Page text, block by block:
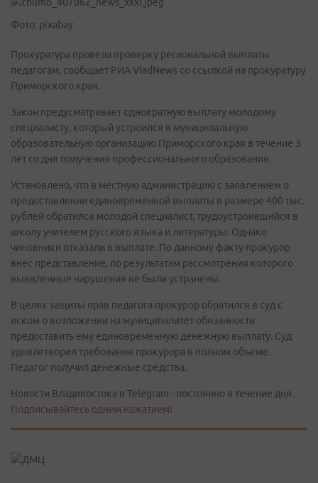
Фото: pixabay
Прокуратура провела проверку региональной выплаты
педагогам, сообщает РИА VladNews со ссылкой на прокуратуру
Приморского края.
Закон предусматривает однократную выплату молодому
специалисту, который устроился в муниципальную
образовательную организацию Приморского края в течение 3
лет со дня получения профессионального образования.
Установлено, что в местную администрацию с заявлением о
предоставлении единовременной выплаты в размере 400 тыс.
рублей обратился молодой специалист, трудоустроившийся в
школу учителем русского языка и литературы. Однако
чиновники отказали в выплате. По данному факту прокурор
внес представление, по результатам рассмотрения которого
выявленные нарушения не были устранены.
В целях защиты прав педагога прокурор обратился в суд с
иском о возложении на муниципалитет обязанности
предоставить ему единовременную денежную выплату. Суд
удовлетворил требования прокурора в полном объеме.
Педагог получил денежные средства.
Новости Владивостока в Telegram - постоянно в течение дня.
Подписывайтесь одним нажатием!